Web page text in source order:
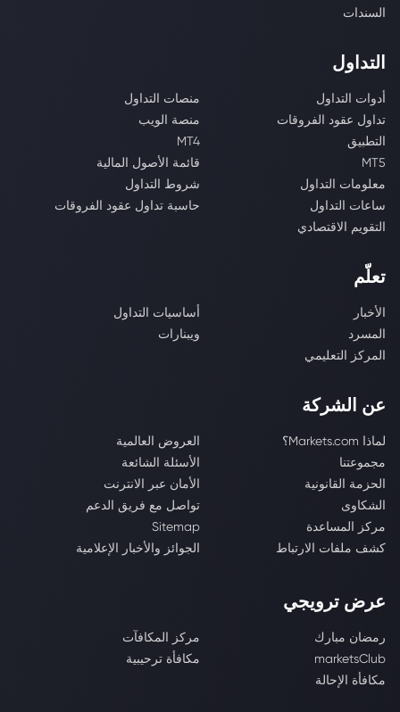
السندات
التداول
أدوات التداول
منصات التداول
تداول عقود الفروقات
منصة الويب
التطبيق
MT4
MT5
قائمة الأصول المالية
معلومات التداول
شروط التداول
ساعات التداول
حاسبة تداول عقود الفروقات
التقويم الاقتصادي
تعلّم
الأخبار
أساسيات التداول
المسرد
ويبنارات
المركز التعليمي
عن الشركة
لماذا Markets.com؟
العروض العالمية
مجموعتنا
الأسئلة الشائعة
الحزمة القانونية
الأمان عبر الانترنت
الشكاوى
تواصل مع فريق الدعم
مركز المساعدة
Sitemap
كشف ملفات الارتباط
الجوائز والأخبار الإعلامية
عرض ترويجي
رمضان مبارك
مركز المكافآت
marketsClub
مكافأة ترحيبية
مكافأة الإحالة